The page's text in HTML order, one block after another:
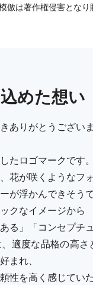
倣は著作権侵害となり
めた想い
ありがとうございま
たロゴマークです。
花が咲くようなフ
が浮かんできそうで
クなイメージから
る」「コンセプチ
適度な品格の高
まれ、
性を高く感じてい